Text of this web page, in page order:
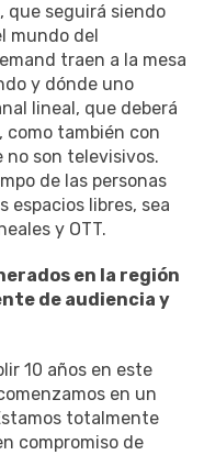
que seguirá siendo
mundo del
traen a la mesa
y dónde uno
lineal, que deberá
como también con
son televisivos.
de las personas
libres, sea
y OTT.
en la región
de audiencia y
10 años en este
en un
totalmente
compromiso de